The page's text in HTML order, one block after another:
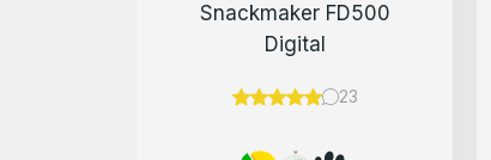
Snackmaker FD500
Digital
23